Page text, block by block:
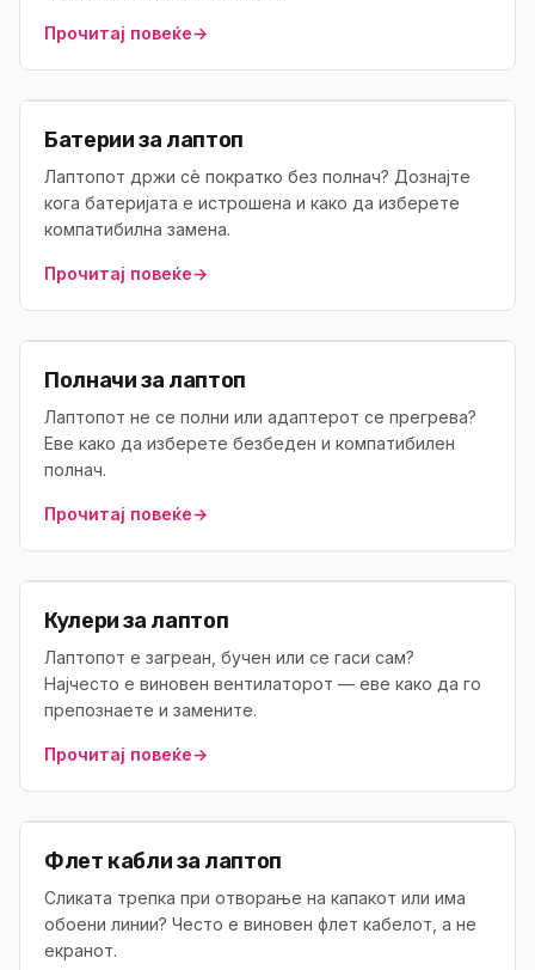
Прочитај повеќе→
Батерии за лаптоп
Лаптопот држи сè пократко без полнач? Дознајте
кога батеријата е истрошена и како да изберете
компатибилна замена.
Прочитај повеќе→
Полначи за лаптоп
Лаптопот не се полни или адаптерот се прегрева?
Еве како да изберете безбеден и компатибилен
полнач.
Прочитај повеќе→
Кулери за лаптоп
Лаптопот е загреан, бучен или се гаси сам?
Најчесто е виновен вентилаторот — еве како да го
препознаете и замените.
Прочитај повеќе→
Флет кабли за лаптоп
Сликата трепка при отворање на капакот или има
обоени линии? Често е виновен флет кабелот, а не
екранот.